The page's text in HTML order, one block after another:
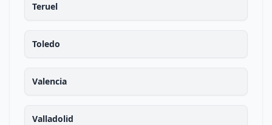
Teruel
Toledo
Valencia
Valladolid